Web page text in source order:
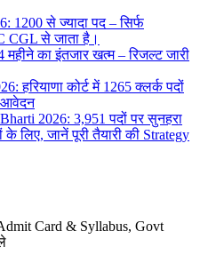
1200 से ज्यादा पद – सिर्फ
CGL से जाता है।
का इंतजार खत्म – रिजल्ट जारी
हरियाणा कोर्ट में 1265 क्लर्क पदों
आवेदन
2026: 3,951 पदों पर सुनहरा
लिए, जानें पूरी तैयारी की Strategy
Card & Syllabus, Govt